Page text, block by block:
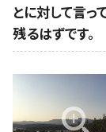
とに対して言っ
残るはずです。